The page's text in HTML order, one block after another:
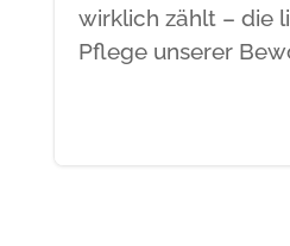
wirklich zählt – die
Pflege unserer